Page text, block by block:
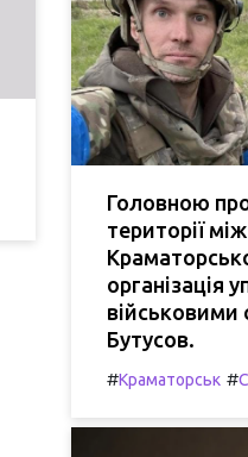
Головною
території
організація
військовими
Бутусов.
#Краматорськ #